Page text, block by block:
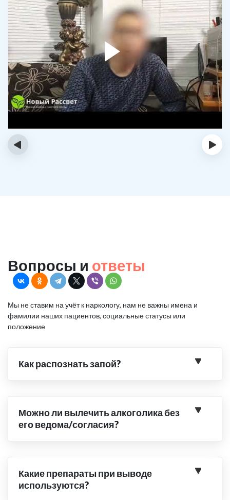
‹ ›
Вопросы и ответы
Мы не ставим на учёт к наркологу, нам не важны имена и
фамилии наших пациентов, социальные статусы или
положение
Как распознать запой?
Можно ли вылечить алкоголика без
его ведома/согласия?
Какие препараты при выводе
используются?